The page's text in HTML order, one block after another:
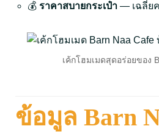
💰 ราคาสบายกระเป๋า — เฉลี่ย
เค้กโฮมเมดสุดอร่อยของ
ข้อมูล Barn